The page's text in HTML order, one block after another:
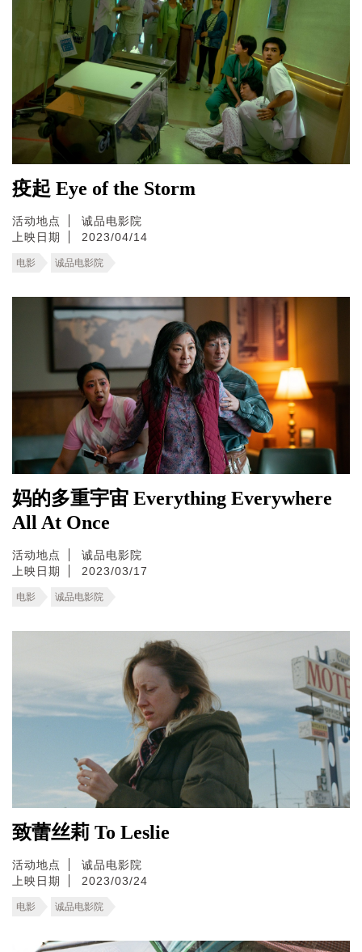
疫起 Eye of the Storm
活动地点
诚品电影院
上映日期
2023/04/14
电影 诚品电影院
妈的多重宇宙 Everything Everywhere
All At Once
活动地点
诚品电影院
上映日期
2023/03/17
电影 诚品电影院
致蕾丝莉 To Leslie
活动地点
诚品电影院
上映日期
2023/03/24
电影 诚品电影院